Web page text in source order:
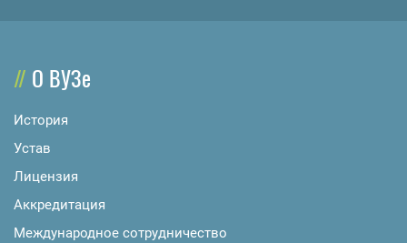
О ВУЗе
История
Устав
Лицензия
Аккредитация
Международное сотрудничество